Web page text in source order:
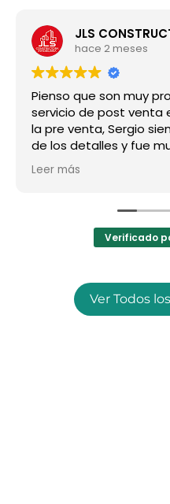
JLS
hace 2 meses
Pienso que son muy
servicio de post venta
la pre venta, Sergio
de los detalles y fue
preguntas, super
ha ido increíble!!!
Leer más
Verificado
Ver Todos